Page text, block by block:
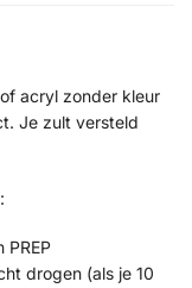
acryl zonder kleur
Je zult versteld
PREP
drogen (als je 10